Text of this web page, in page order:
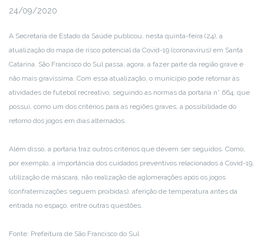
24/09/2020
A Secretaria de Estado da Saúde publicou, nesta quinta-feira (24), a
atualização do mapa de risco potencial da Covid-19 (coronavírus) em Santa
Catarina. São Francisco do Sul passa, agora, a fazer parte da região grave e
não mais gravíssima. Com essa atualização, o município pode retornar às
atividades de futebol recreativo, seguindo as normas da portaria n° 664, que
possui, como um dos critérios para as regiões graves, a possibilidade do
retorno dos jogos em dias alternados.
Além disso, a portaria traz outros critérios que devem ser seguidos. Como,
por exemplo, a importância dos cuidados preventivos relacionados à Covid-19,
utilização de máscara, não realização de aglomerações após os jogos
(confraternizações seguem proibidas), aferição de temperatura antes da
entrada no espaço, entre outras questões.
Fonte: Prefeitura de São Francisco do Sul